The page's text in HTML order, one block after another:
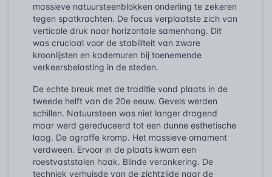
massieve natuursteenblokken onderling te zekeren
tegen spatkrachten. De focus verplaatste zich van
verticale druk naar horizontale samenhang. Dit
was cruciaal voor de stabiliteit van zware
kroonlijsten en kademuren bij toenemende
verkeersbelasting in de steden.
De echte breuk met de traditie vond plaats in de
tweede helft van de 20e eeuw. Gevels werden
schillen. Natuursteen was niet langer dragend
maar werd gereduceerd tot een dunne esthetische
laag. De agraffe kromp. Het massieve ornament
verdween. Ervoor in de plaats kwam een
roestvaststalen haak. Blinde verankering. De
techniek verhuisde van de zichtzijde naar de